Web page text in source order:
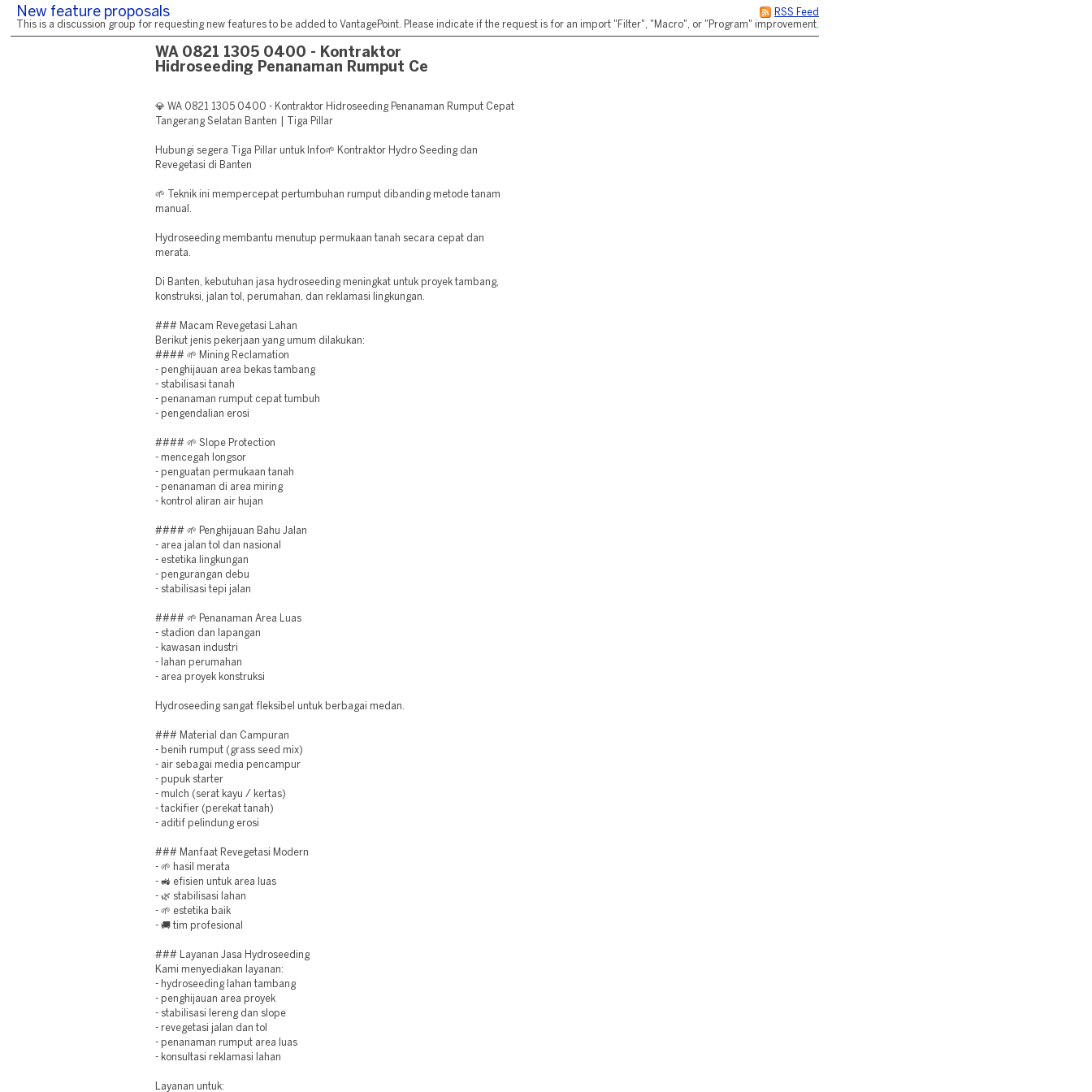
RSS Feed
New feature proposals
This is a discussion group for requesting new features to be added to VantagePoint. Please indicate if the request is for an import "Filter", "Macro", or "Program" improvement.
WA 0821 1305 0400 - Kontraktor
Hidroseeding Penanaman Rumput Ce
💎 WA 0821 1305 0400 - Kontraktor Hidroseeding Penanaman Rumput Cepat
Tangerang Selatan Banten | Tiga Pillar
Hubungi segera Tiga Pillar untuk Info🌱 Kontraktor Hydro Seeding dan
Revegetasi di Banten
🌱 Teknik ini mempercepat pertumbuhan rumput dibanding metode tanam
manual.
Hydroseeding membantu menutup permukaan tanah secara cepat dan
merata.
Di Banten, kebutuhan jasa hydroseeding meningkat untuk proyek tambang,
konstruksi, jalan tol, perumahan, dan reklamasi lingkungan.
### Macam Revegetasi Lahan
Berikut jenis pekerjaan yang umum dilakukan:
#### 🌱 Mining Reclamation
- penghijauan area bekas tambang
- stabilisasi tanah
- penanaman rumput cepat tumbuh
- pengendalian erosi
#### 🌱 Slope Protection
- mencegah longsor
- penguatan permukaan tanah
- penanaman di area miring
- kontrol aliran air hujan
#### 🌱 Penghijauan Bahu Jalan
- area jalan tol dan nasional
- estetika lingkungan
- pengurangan debu
- stabilisasi tepi jalan
#### 🌱 Penanaman Area Luas
- stadion dan lapangan
- kawasan industri
- lahan perumahan
- area proyek konstruksi
Hydroseeding sangat fleksibel untuk berbagai medan.
### Material dan Campuran
- benih rumput (grass seed mix)
- air sebagai media pencampur
- pupuk starter
- mulch (serat kayu / kertas)
- tackifier (perekat tanah)
- aditif pelindung erosi
### Manfaat Revegetasi Modern
- 🌱 hasil merata
- 🚜 efisien untuk area luas
- 🌿 stabilisasi lahan
- 🌱 estetika baik
- 🚚 tim profesional
### Layanan Jasa Hydroseeding
Kami menyediakan layanan:
- hydroseeding lahan tambang
- penghijauan area proyek
- stabilisasi lereng dan slope
- revegetasi jalan dan tol
- penanaman rumput area luas
- konsultasi reklamasi lahan
Layanan untuk: